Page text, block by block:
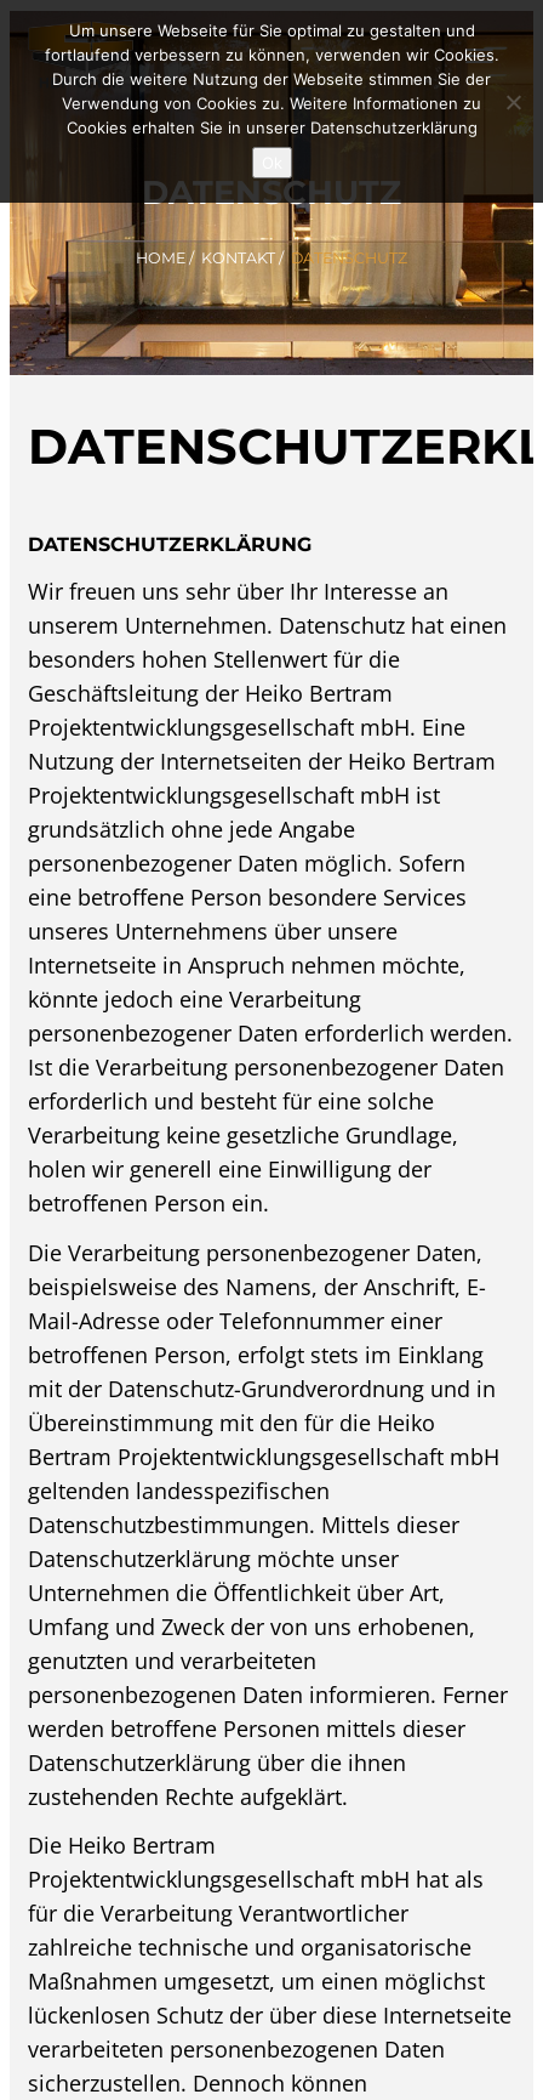
DATENSCHUTZ
HOME / KONTAKT / DATENSCHUTZ
DATENSCHUTZERKLÄRUNG
Wir freuen uns sehr über Ihr Interesse an
unserem Unternehmen. Datenschutz hat einen
besonders hohen Stellenwert für die
Geschäftsleitung der Heiko Bertram
Projektentwicklungsgesellschaft mbH. Eine
Nutzung der Internetseiten der Heiko Bertram
Projektentwicklungsgesellschaft mbH ist
grundsätzlich ohne jede Angabe
personenbezogener Daten möglich. Sofern
eine betroffene Person besondere Services
unseres Unternehmens über unsere
Internetseite in Anspruch nehmen möchte,
könnte jedoch eine Verarbeitung
personenbezogener Daten erforderlich werden.
Ist die Verarbeitung personenbezogener Daten
erforderlich und besteht für eine solche
Verarbeitung keine gesetzliche Grundlage,
holen wir generell eine Einwilligung der
betroffenen Person ein.
Die Verarbeitung personenbezogener Daten,
beispielsweise des Namens, der Anschrift, E-
Mail-Adresse oder Telefonnummer einer
betroffenen Person, erfolgt stets im Einklang
mit der Datenschutz-Grundverordnung und in
Übereinstimmung mit den für die Heiko
Bertram Projektentwicklungsgesellschaft mbH
geltenden landesspezifischen
Datenschutzbestimmungen. Mittels dieser
Datenschutzerklärung möchte unser
Unternehmen die Öffentlichkeit über Art,
Umfang und Zweck der von uns erhobenen,
genutzten und verarbeiteten
personenbezogenen Daten informieren. Ferner
werden betroffene Personen mittels dieser
Datenschutzerklärung über die ihnen
zustehenden Rechte aufgeklärt.
Die Heiko Bertram
Projektentwicklungsgesellschaft mbH hat als
für die Verarbeitung Verantwortlicher
zahlreiche technische und organisatorische
Maßnahmen umgesetzt, um einen möglichst
lückenlosen Schutz der über diese Internetseite
verarbeiteten personenbezogenen Daten
sicherzustellen. Dennoch können
Um unsere Webseite für Sie optimal zu gestalten und
fortlaufend verbessern zu können, verwenden wir Cookies.
Durch die weitere Nutzung der Webseite stimmen Sie der
Verwendung von Cookies zu. Weitere Informationen zu
Cookies erhalten Sie in unserer Datenschutzerklärung